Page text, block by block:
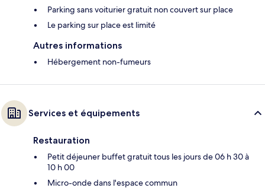
Parking sans voiturier gratuit non couvert sur place
Le parking sur place est limité
Autres informations
Hébergement non-fumeurs
Services et équipements
Restauration
Petit déjeuner buffet gratuit tous les jours de 06 h 30 à
10 h 00
Micro-onde dans l'espace commun